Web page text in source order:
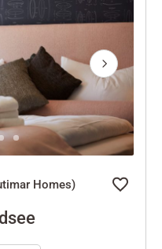
Next
Homes)